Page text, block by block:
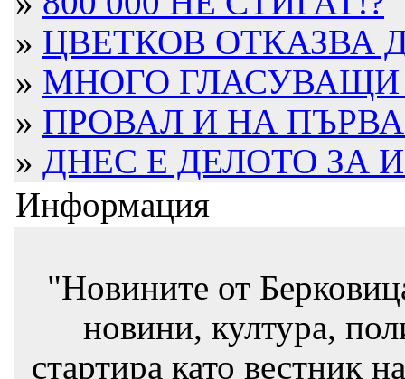
» ЦВЕТКОВ ОТКАЗВА
» МНОГО ГЛАСУВАЩИ
» ПРОВАЛ И НА
» ДНЕС Е ДЕЛОТО ЗА
Информация
"Новините от
новини, култура,
стартира като вестник